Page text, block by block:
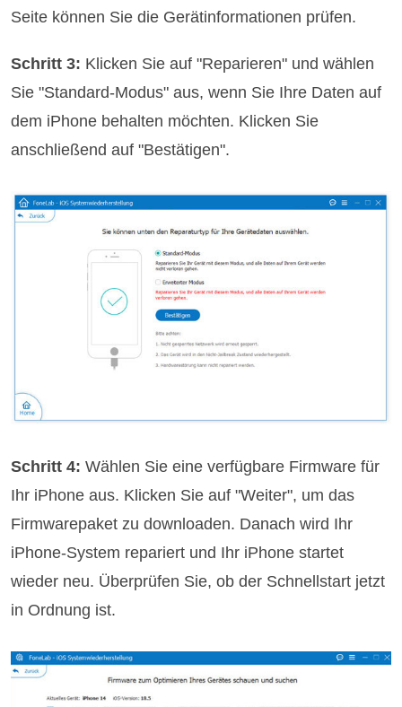
Seite können Sie die Gerätinformationen prüfen.
Schritt 3: Klicken Sie auf "Reparieren" und wählen
Sie "Standard-Modus" aus, wenn Sie Ihre Daten auf
dem iPhone behalten möchten. Klicken Sie
anschließend auf "Bestätigen".
Schritt 4: Wählen Sie eine verfügbare Firmware für
Ihr iPhone aus. Klicken Sie auf "Weiter", um das
Firmwarepaket zu downloaden. Danach wird Ihr
iPhone-System repariert und Ihr iPhone startet
wieder neu. Überprüfen Sie, ob der Schnellstart jetzt
in Ordnung ist.